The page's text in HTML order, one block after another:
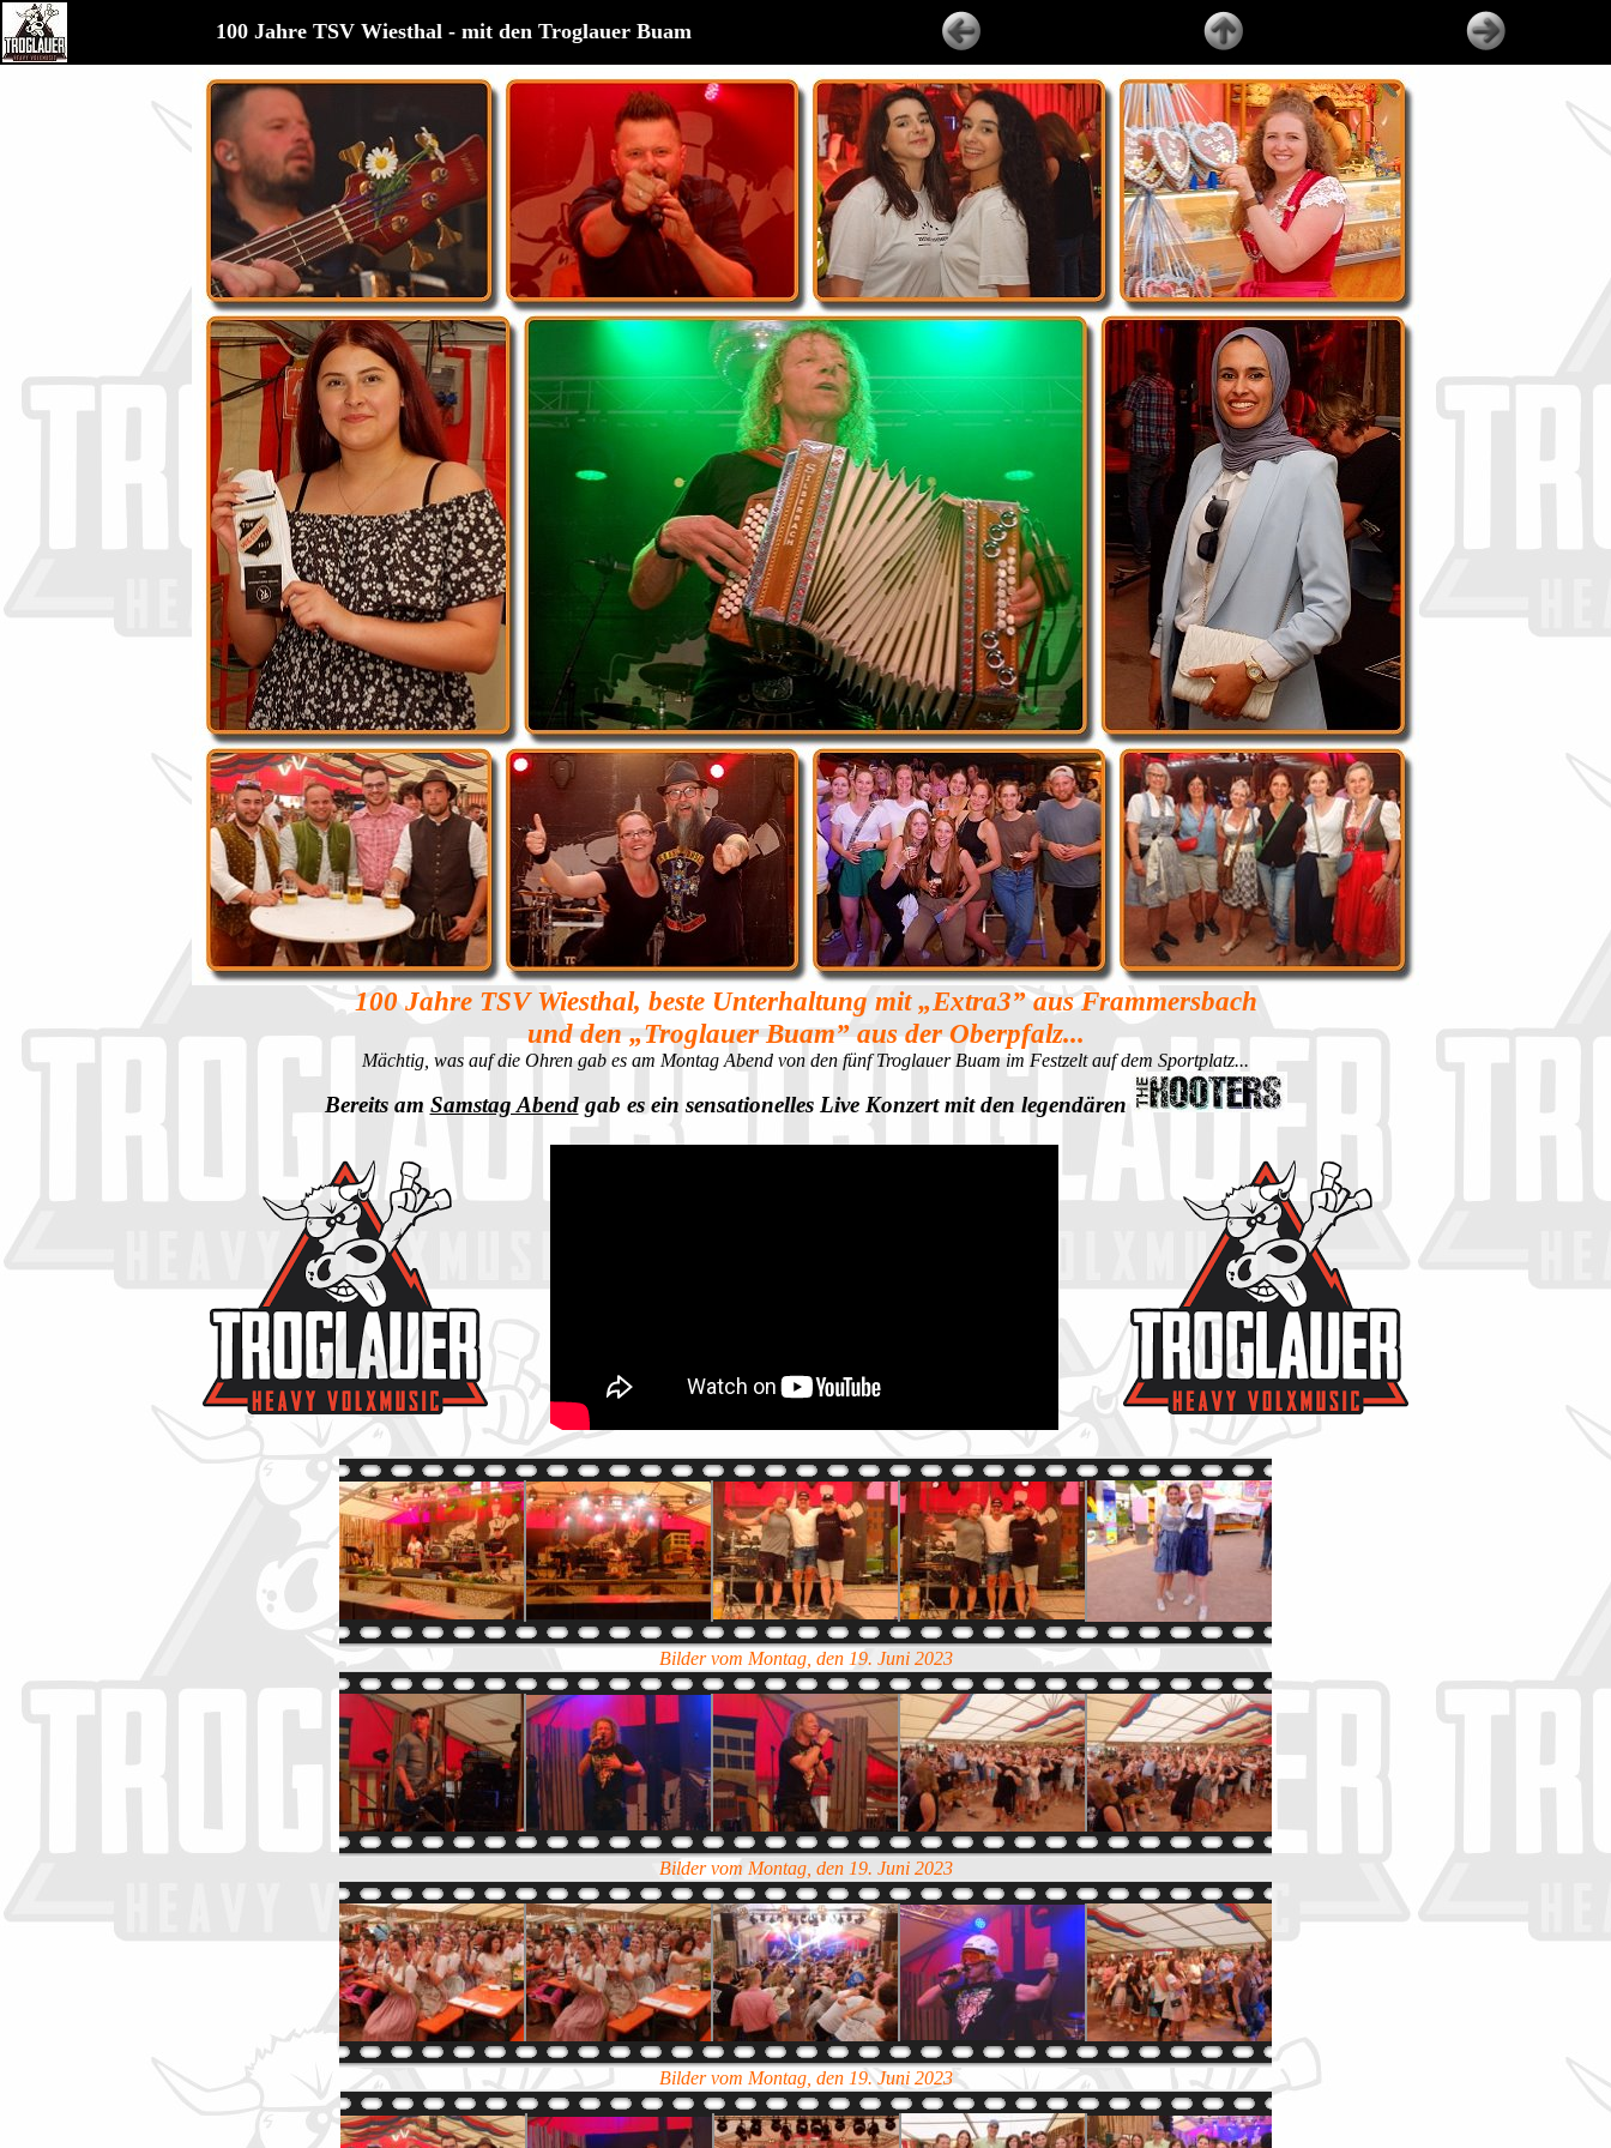
100 Jahre TSV Wiesthal - mit den Troglauer Buam
100 Jahre TSV Wiesthal, beste Unterhaltung mit „Extra3” aus Frammersbach
und den „Troglauer Buam” aus der Oberpfalz...
Mächtig, was auf die Ohren gab es am Montag Abend von den fünf Troglauer Buam im Festzelt auf dem Sportplatz...
Bereits am Samstag Abendgab es ein sensationelles Live Konzert mit den legendären
Bilder vom Montag, den 19. Juni 2023
Bilder vom Montag, den 19. Juni 2023
Bilder vom Montag, den 19. Juni 2023